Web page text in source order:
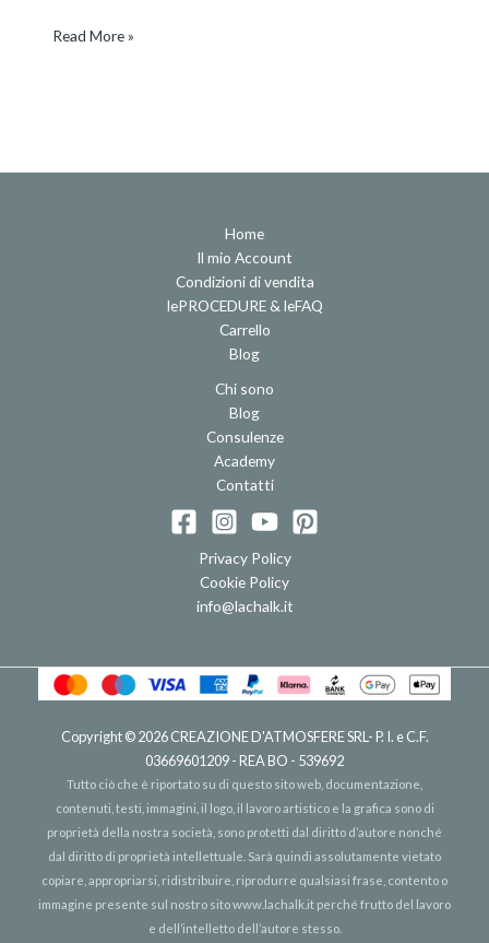
Read More »
Home
Il mio Account
Condizioni di vendita
lePROCEDURE & leFAQ
Carrello
Blog
Chi sono
Blog
Consulenze
Academy
Contatti
Privacy Policy
Cookie Policy
info@lachalk.it
Copyright © 2026CREAZIONE D'ATMOSFERE SRL - P. I. e C.F.
03669601209 - REA BO - 539692
Tutto ciò che è riportato su di questo sito web, documentazione,
contenuti, testi, immagini, il logo, il lavoro artistico e la grafica sono di
proprietà della nostra società, sono protetti dal diritto d’autore nonché
dal diritto di proprietà intellettuale. Sarà quindi assolutamente vietato
copiare, appropriarsi, ridistribuire, riprodurre qualsiasi frase, contento o
immagine presente sul nostro sitowww.lachalk.it perché frutto del lavoro
e dell’intelletto dell’autore stesso.